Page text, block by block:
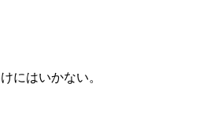
にはいかない。